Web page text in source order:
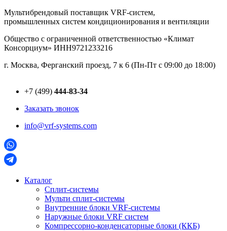
Перейти
к
Мультибрендовый поставщик VRF-cистем,
промышленных систем кондиционирования и вентиляции
Общество с ограниченной ответственностью «Климат
Консорциум» ИНН9721233216
г. Москва, Ферганский проезд, 7 к 6 (Пн-Пт с 09:00 до 18:00)
+7 (499) 444-83-34
Заказать звонок
info@vrf-systems.com
Каталог
Сплит-системы
Мульти сплит-системы
Внутренние блоки VRF-cистемы
Наружные блоки VRF cистем
Компрессорно-конденсаторные блоки (ККБ)